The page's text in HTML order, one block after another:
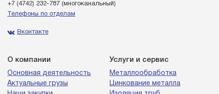
+7 (4742) 232-787 (многоканальный)
Телефоны по отделам
Вконтакте
О компании
Основная деятельность
Актуальные грузы
Услуги и сервис
Металлообработка
Цинкование металла